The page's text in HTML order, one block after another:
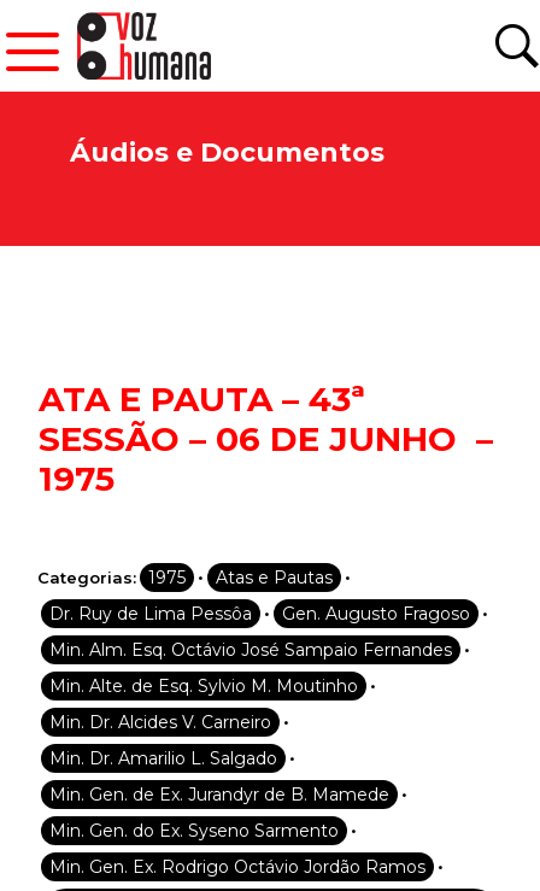
Áudios e Documentos
ATA E PAUTA – 43ª
SESSÃO – 06 DE JUNHO –
1975
Categorias: 1975 • Atas e Pautas •
Dr. Ruy de Lima Pessôa • Gen. Augusto Fragoso •
Min. Alm. Esq. Octávio José Sampaio Fernandes •
Min. Alte. de Esq. Sylvio M. Moutinho •
Min. Dr. Alcides V. Carneiro •
Min. Dr. Amarilio L. Salgado •
Min. Gen. de Ex. Jurandyr de B. Mamede •
Min. Gen. do Ex. Syseno Sarmento •
Min. Gen. Ex. Rodrigo Octávio Jordão Ramos •